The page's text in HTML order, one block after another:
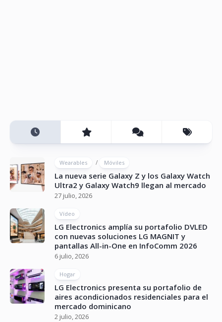
Wearables / Móviles
La nueva serie Galaxy Z y los Galaxy Watch
Ultra2 y Galaxy Watch9 llegan al mercado
27 julio, 2026
Vídeo
LG Electronics amplía su portafolio DVLED
con nuevas soluciones LG MAGNIT y
pantallas All-in-One en InfoComm 2026
6 julio, 2026
Hogar
LG Electronics presenta su portafolio de
aires acondicionados residenciales para el
mercado dominicano
2 julio, 2026